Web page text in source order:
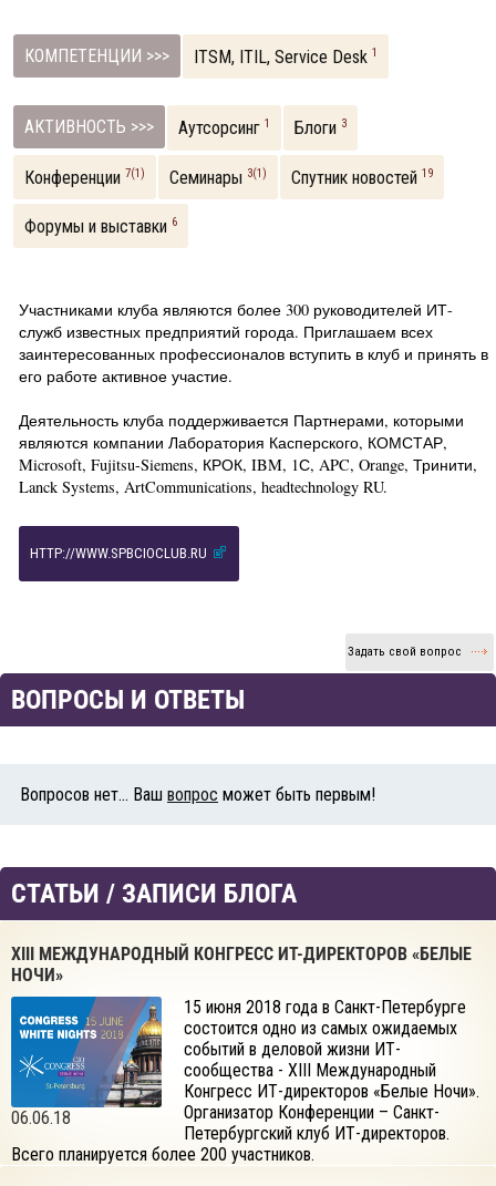
КОМПЕТЕНЦИИ >>> ITSM, ITIL, Service Desk 1
АКТИВНОСТЬ >>> Аутсорсинг 1 Блоги 3
Конференции 7(1) Семинары 3(1) Спутник новостей 19
Форумы и выставки 6
Участниками клуба являются более 300 руководителей ИТ-
служб известных предприятий города. Приглашаем всех
заинтересованных профессионалов вступить в клуб и принять в
его работе активное участие.
Деятельность клуба поддерживается Партнерами, которыми
являются компании Лаборатория Касперского, КОМСТАР,
Microsoft, Fujitsu-Siemens, КРОК, IBM, 1С, APC, Orange, Тринити,
Lanck Systems, ArtCommunications, headtechnology RU.
HTTP://WWW.SPBCIOCLUB.RU
Задать свой вопрос
ВОПРОСЫ И ОТВЕТЫ
Вопросов нет... Ваш вопрос может быть первым!
СТАТЬИ / ЗАПИСИ БЛОГА
XIII МЕЖДУНАРОДНЫЙ КОНГРЕСС ИТ-ДИРЕКТОРОВ «БЕЛЫЕ
НОЧИ»
06.06.18
15 июня 2018 года в Санкт-Петербурге
состоится одно из самых ожидаемых
событий в деловой жизни ИТ-
сообщества - XIII Международный
Конгресс ИТ-директоров «Белые Ночи».
Организатор Конференции – Санкт-
Петербургский клуб ИТ-директоров.
Всего планируется более 200 участников.